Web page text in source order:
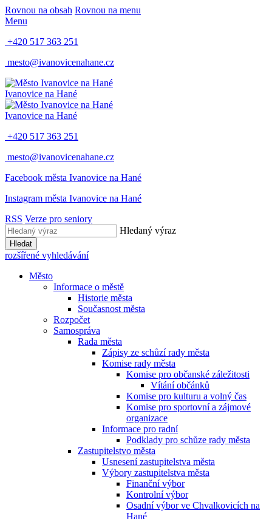
Rovnou na obsah Rovnou na menu
Menu
+420 517 363 251
mesto@ivanovicenahane.cz
Ivanovice na Hané
Ivanovice na Hané
+420 517 363 251
mesto@ivanovicenahane.cz
Facebook města Ivanovice na Hané
Instagram města Ivanovice na Hané
RSS Verze pro seniory
Hledaný výraz
Hledat
rozšířené vyhledávání
Město
Informace o městě
Historie města
Současnost města
Rozpočet
Samospráva
Rada města
Zápisy ze schůzí rady města
Komise rady města
Komise pro občanské záležitosti
Vítání občánků
Komise pro kulturu a volný čas
Komise pro sportovní a zájmové
organizace
Informace pro radní
Podklady pro schůze rady města
Zastupitelstvo města
Usnesení zastupitelstva města
Výbory zastupitelstva města
Finanční výbor
Kontrolní výbor
Osadní výbor ve Chvalkovicích na
Hané